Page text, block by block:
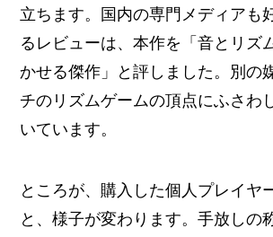
立ちます。国内の専門メディアも
るレビューは、本作を「音とリズ
かせる傑作」と評しました。別の
チのリズムゲームの頂点にふさわ
いています。
ところが、購入した個人プレイヤ
と、様子が変わります。手放しの